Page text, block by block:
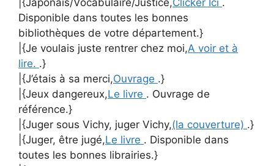
|{Japonais/Vocabulaire/Justice,Clicker Ici .
Disponible dans toutes les bonnes
bibliothèques de votre département.}
|{Je voulais juste rentrer chez moi,A voir et à
lire. .}
|{J’étais à sa merci,Ouvrage .}
|{Jeux dangereux,Le livre . Ouvrage de
référence.}
|{Juger sous Vichy, juger Vichy,(la couverture) .}
|{Juger, être jugé,Le livre . Disponible dans
toutes les bonnes librairies.}